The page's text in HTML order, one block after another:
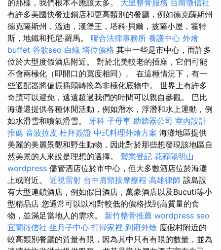
的那樣，我們根本不應該太多。 大里整骨服務 台南徵信社
有許多美國快餐連鎖店和更高類別的餐廳，例如德克薩斯州
德克薩斯州，溫迪，漢堡王，塔科·貝爾，披薩小屋，霍特
斯，地鐵和托尼·羅馬。 聯合法律事務所 養護中心 外燴
buffet 谷歌seo 白蟻 塔位價格 其中一些是市中心，而許多
位於大型度假酒店附近。 對於北美較老的插座，它們可能
不會兩極化（即開口的寬度相同）。 在這種情況下，有一
些適配器將偏振插頭轉換為非極化底物中。 世界上有許多
奇蹟可以避免，遠遠超過我們的時間可以親自參觀。 巴比
海灘還提供各種休閒活動，例如潛水，浮潛和水上運動，例
如水滑雪和噴氣滑雪。 牙科 子母車 助聽器公司 室內設計
推薦 音波拉皮 杜拜簽證 中式料理外燴方案 海灘地區提供
美麗的美麗景觀和野生動物，因此對於那些想發現該地區自
然美景的人來說是理想的選擇。 營業登記 花葬陽明山
wordpress 儘管酒店位於市中心，但大多數酒店位於海灘
上或附近。 近視雷射 台中肩頸按摩療程 高雄律師 該島設
有大型連鎖酒店，例如假日酒店，萬豪酒店以及Bucuti等小
型精品店 您通常可以以相對較低的價格找到高質量的食
物，並滿足當地人的需求。 新竹整骨推薦 wordpress seo
宜蘭徵信社 坐月子中心 打掃家裡 到府外燴 度假村附近的
較高類別餐廳的質量有限，因為其中只有有限的數量，並為